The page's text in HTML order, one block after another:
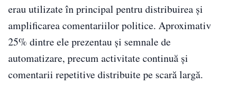
erau utilizate în principal pentru distribuirea și
amplificarea comentariilor politice. Aproximativ
25% dintre ele prezentau și semnale de
automatizare, precum activitate continuă și
comentarii repetitive distribuite pe scară largă.